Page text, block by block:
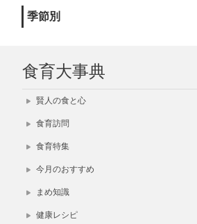
季節別
食育大事典
賢人の食と心
食育訪問
食育特集
今月のおすすめ
まめ知識
健康レシピ